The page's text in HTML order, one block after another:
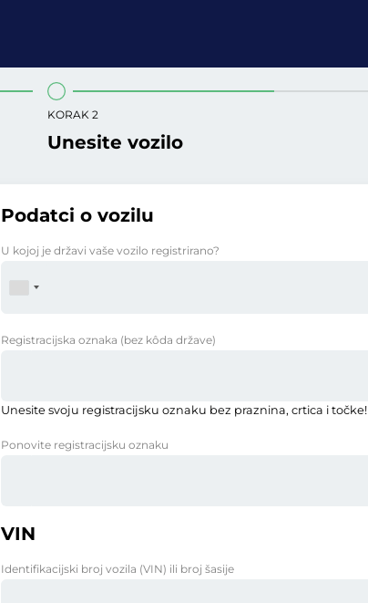
KORAK 2
Unesite vozilo
Podatci o vozilu
U kojoj je državi vaše vozilo registrirano?
Registracijska oznaka (bez kôda države)
Unesite svoju registracijsku oznaku bez praznina, crtica i točke!
Ponovite registracijsku oznaku
VIN
Identifikacijski broj vozila (VIN) ili broj šasije